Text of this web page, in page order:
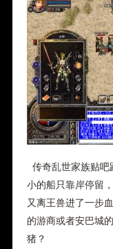
传奇乱世家族贴吧
小的船只靠岸停留
又离王兽进了一步
的游商或者安巴城
猪？